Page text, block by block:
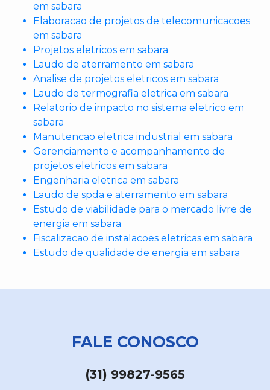
em sabara
Elaboracao de projetos de telecomunicacoes
em sabara
Projetos eletricos em sabara
Laudo de aterramento em sabara
Analise de projetos eletricos em sabara
Laudo de termografia eletrica em sabara
Relatorio de impacto no sistema eletrico em
sabara
Manutencao eletrica industrial em sabara
Gerenciamento e acompanhamento de
projetos eletricos em sabara
Engenharia eletrica em sabara
Laudo de spda e aterramento em sabara
Estudo de viabilidade para o mercado livre de
energia em sabara
Fiscalizacao de instalacoes eletricas em sabara
Estudo de qualidade de energia em sabara
FALE CONOSCO
(31) 99827-9565